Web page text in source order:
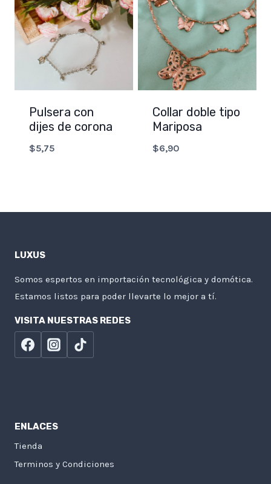
Pulsera con
dijes de corona
$5,75
Collar doble tipo
Mariposa
$6,90
LUXUS
Somos espertos en importación tecnológica y domótica.
Estamos listos para poder llevarte lo mejor a tí.
VISITA NUESTRAS REDES
ENLACES
Tienda
Terminos y Condiciones